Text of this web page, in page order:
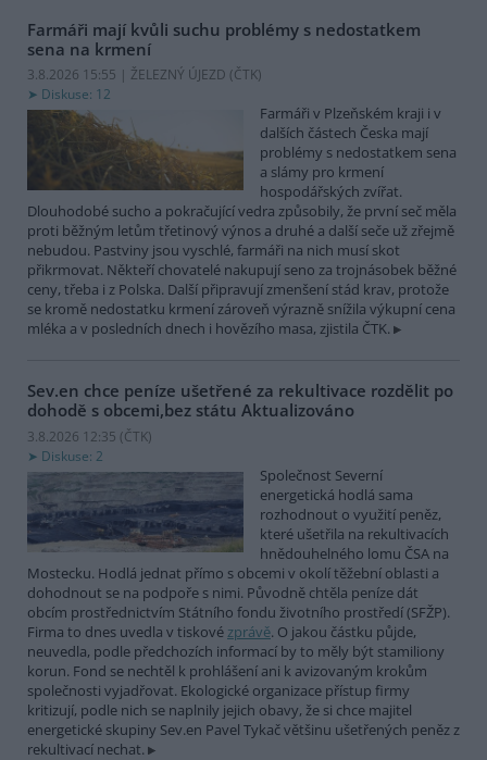
Farmáři mají kvůli suchu problémy s nedostatkem
sena na krmení
3.8.2026 15:55 | ŽELEZNÝ ÚJEZD (ČTK)
Diskuse: 12
Farmáři v Plzeňském kraji i v
dalších částech Česka mají
problémy s nedostatkem sena
a slámy pro krmení
hospodářských zvířat.
Dlouhodobé sucho a pokračující vedra způsobily, že první seč měla
proti běžným letům třetinový výnos a druhé a další seče už zřejmě
nebudou. Pastviny jsou vyschlé, farmáři na nich musí skot
přikrmovat. Někteří chovatelé nakupují seno za trojnásobek běžné
ceny, třeba i z Polska. Další připravují zmenšení stád krav, protože
se kromě nedostatku krmení zároveň výrazně snížila výkupní cena
mléka a v posledních dnech i hovězího masa, zjistila ČTK.
Sev.en chce peníze ušetřené za rekultivace rozdělit po
dohodě s obcemi,bez státu Aktualizováno
3.8.2026 12:35 (ČTK)
Diskuse: 2
Společnost Severní
energetická hodlá sama
rozhodnout o využití peněz,
které ušetřila na rekultivacích
hnědouhelného lomu ČSA na
Mostecku. Hodlá jednat přímo s obcemi v okolí těžební oblasti a
dohodnout se na podpoře s nimi. Původně chtěla peníze dát
obcím prostřednictvím Státního fondu životního prostředí (SFŽP).
Firma to dnes uvedla v tiskovézprávě. O jakou částku půjde,
neuvedla, podle předchozích informací by to měly být stamiliony
korun. Fond se nechtěl k prohlášení ani k avizovaným krokům
společnosti vyjadřovat. Ekologické organizace přístup firmy
kritizují, podle nich se naplnily jejich obavy, že si chce majitel
energetické skupiny Sev.en Pavel Tykač většinu ušetřených peněz z
rekultivací nechat.